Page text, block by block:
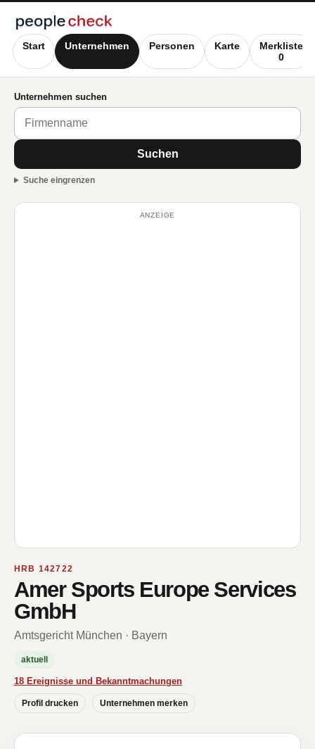
Start Unternehmen Personen Karte
Merkliste
0
Unternehmen suchen
Suchen
Suche eingrenzen
ANZEIGE
HRB 142722
Amer Sports Europe Services
GmbH
Amtsgericht München · Bayern
aktuell
18 Ereignisse und Bekanntmachungen
Profil drucken Unternehmen merken